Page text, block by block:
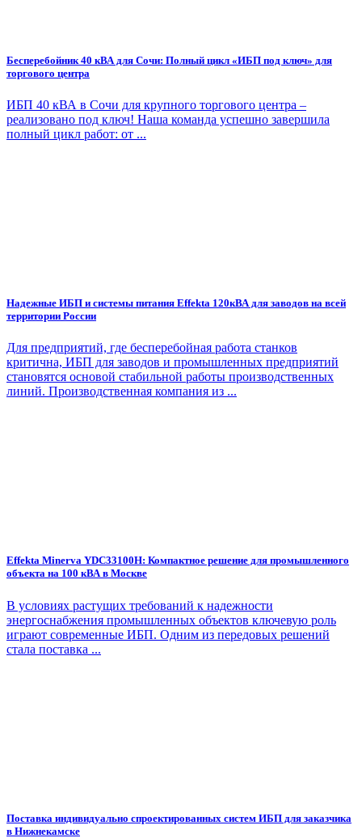
Бесперебойник 40 кВА для Сочи: Полный цикл «ИБП под ключ» для
торгового центра
ИБП 40 кВА в Сочи для крупного торгового центра –
реализовано под ключ! Наша команда успешно завершила
полный цикл работ: от ...
Надежные ИБП и системы питания Effekta 120кВА для заводов на всей
территории России
Для предприятий, где бесперебойная работа станков
критична, ИБП для заводов и промышленных предприятий
становятся основой стабильной работы производственных
линий. Производственная компания из ...
Effekta Minerva YDC33100H: Компактное решение для промышленного
объекта на 100 кВА в Москве
В условиях растущих требований к надежности
энергоснабжения промышленных объектов ключевую роль
играют современные ИБП. Одним из передовых решений
стала поставка ...
Поставка индивидуально спроектированных систем ИБП для заказчика
в Нижнекамске